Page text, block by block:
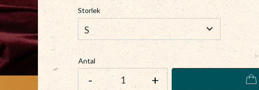
Storlek
Antal
+
-